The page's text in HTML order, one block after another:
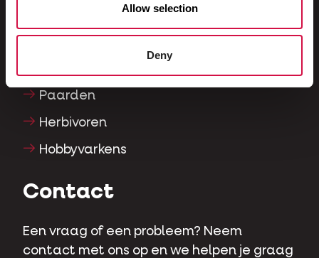
Allow selection
Deny
Paarden
Herbivoren
Hobbyvarkens
Contact
Een vraag of een probleem? Neem
contact met ons op en we helpen je graag